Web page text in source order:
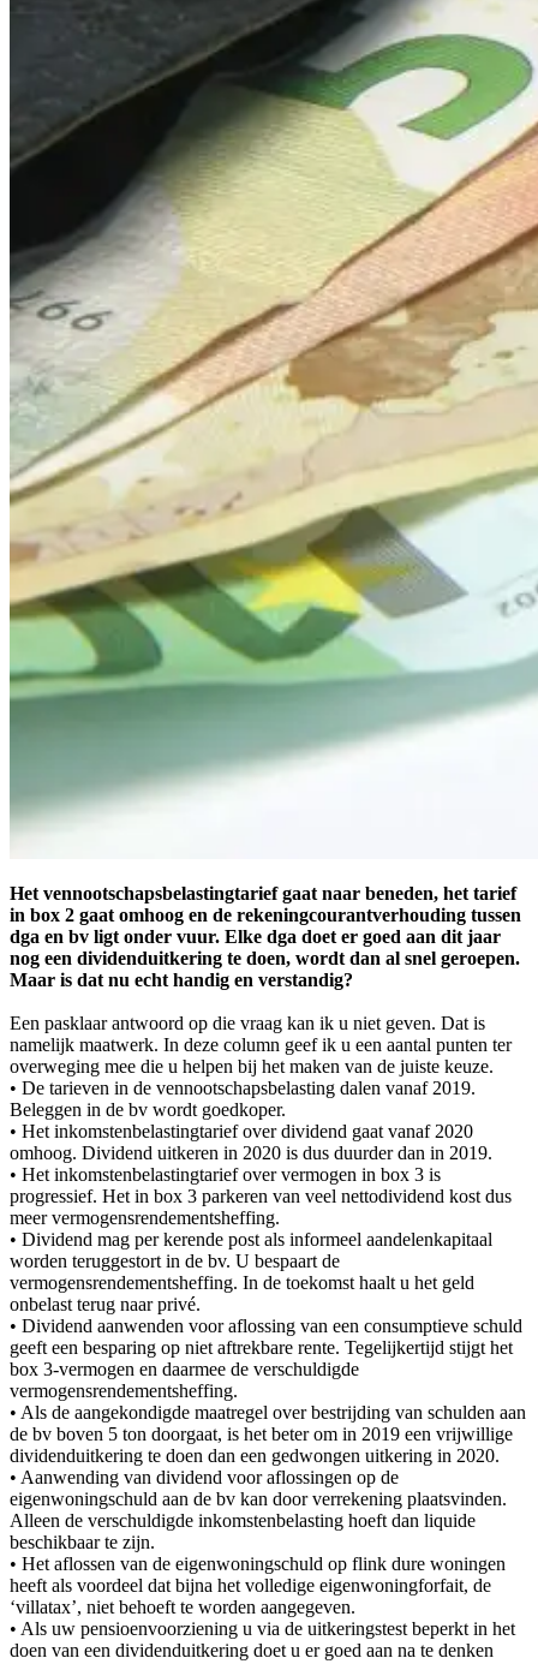
Het vennootschapsbelastingtarief gaat naar beneden, het tarief
in box 2 gaat omhoog en de rekeningcourantverhouding tussen
dga en bv ligt onder vuur. Elke dga doet er goed aan dit jaar
nog een dividenduitkering te doen, wordt dan al snel geroepen.
Maar is dat nu echt handig en verstandig?
Een pasklaar antwoord op die vraag kan ik u niet geven. Dat is
namelijk maatwerk. In deze column geef ik u een aantal punten ter
overweging mee die u helpen bij het maken van de juiste keuze.
• De tarieven in de vennootschapsbelasting dalen vanaf 2019.
Beleggen in de bv wordt goedkoper.
• Het inkomstenbelastingtarief over dividend gaat vanaf 2020
omhoog. Dividend uitkeren in 2020 is dus duurder dan in 2019.
• Het inkomstenbelastingtarief over vermogen in box 3 is
progressief. Het in box 3 parkeren van veel nettodividend kost dus
meer vermogensrendementsheffing.
• Dividend mag per kerende post als informeel aandelenkapitaal
worden teruggestort in de bv. U bespaart de
vermogensrendementsheffing. In de toekomst haalt u het geld
onbelast terug naar privé.
• Dividend aanwenden voor aflossing van een consumptieve schuld
geeft een besparing op niet aftrekbare rente. Tegelijkertijd stijgt het
box 3-vermogen en daarmee de verschuldigde
vermogensrendementsheffing.
• Als de aangekondigde maatregel over bestrijding van schulden aan
de bv boven 5 ton doorgaat, is het beter om in 2019 een vrijwillige
dividenduitkering te doen dan een gedwongen uitkering in 2020.
• Aanwending van dividend voor aflossingen op de
eigenwoningschuld aan de bv kan door verrekening plaatsvinden.
Alleen de verschuldigde inkomstenbelasting hoeft dan liquide
beschikbaar te zijn.
• Het aflossen van de eigenwoningschuld op flink dure woningen
heeft als voordeel dat bijna het volledige eigenwoningforfait, de
‘villatax’, niet behoeft te worden aangegeven.
• Als uw pensioenvoorziening u via de uitkeringstest beperkt in het
doen van een dividenduitkering doet u er goed aan na te denken